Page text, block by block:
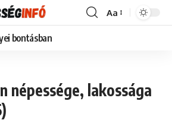
Font
Aa
bontásban
népessége, lakossága